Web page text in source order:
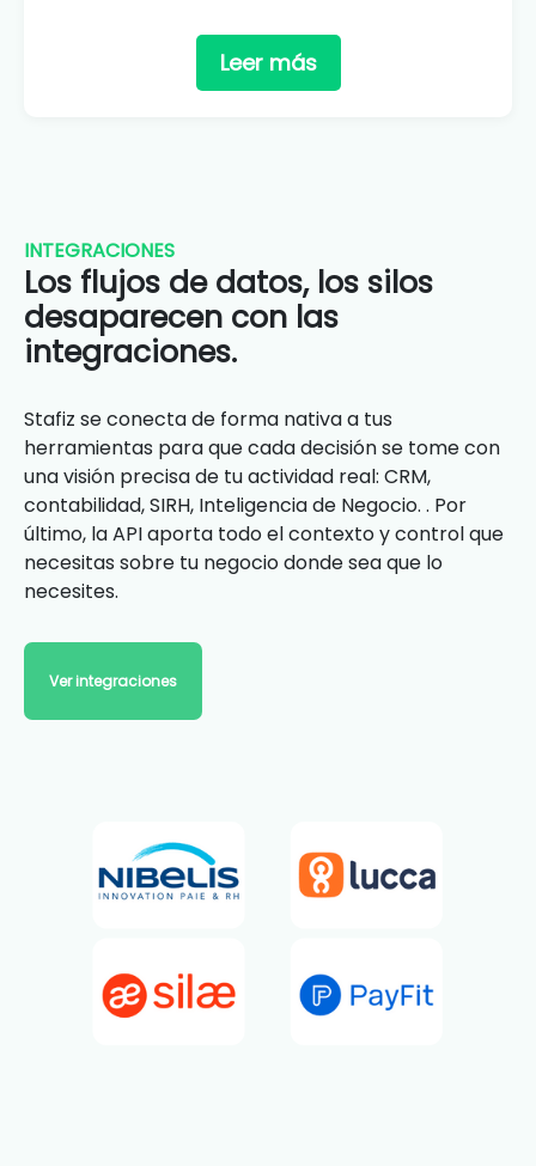
Leer más
INTEGRACIONES
Los flujos de datos, los silos
desaparecen con las
integraciones.
Stafiz se conecta de forma nativa a tus
herramientas para que cada decisión se tome con
una visión precisa de tu actividad real: CRM,
contabilidad, SIRH, Inteligencia de Negocio. . Por
último, la API aporta todo el contexto y control que
necesitas sobre tu negocio donde sea que lo
necesites.
Ver integraciones